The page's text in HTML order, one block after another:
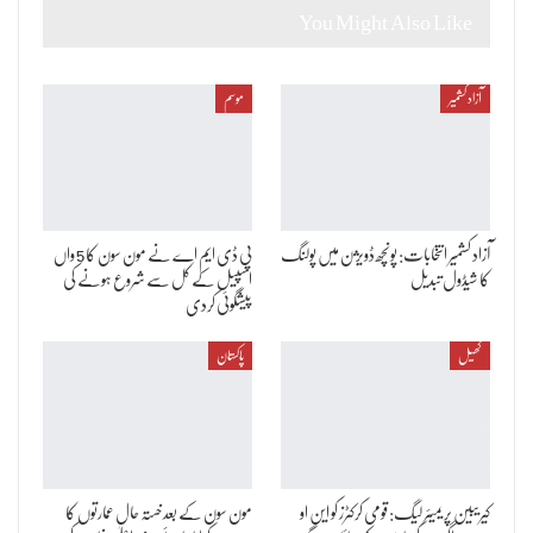
آزاد کشمیر
آزاد کشمیر انتخابات: پونچھ ڈویژن میں پولنگ
کا شیڈول تبدیل
موسم
پی ڈی ایم اے نے مون سون کا 5 واں
اسپیل کے کل سے شروع ہونے کی
پیشگوئی کردی
کھیل
کیریبین پریمیئر لیگ: قومی کرکٹرز کو این او
پاکستان
مون سون کے بعد خستہ حال عمارتوں کا